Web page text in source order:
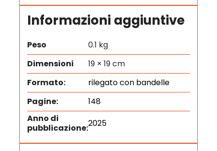
Informazioni aggiuntive
Peso
0.1 kg
Dimensioni
19 × 19 cm
Formato:
rilegato con bandelle
Pagine:
148
Anno di
pubblicazione:2025